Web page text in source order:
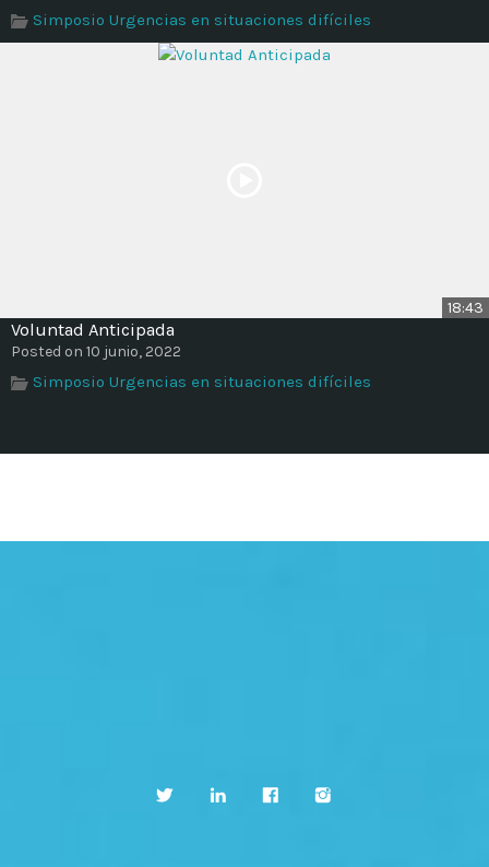
Simposio Urgencias en situaciones difíciles
18:43
Voluntad Anticipada
Posted on 10 junio, 2022
Simposio Urgencias en situaciones difíciles